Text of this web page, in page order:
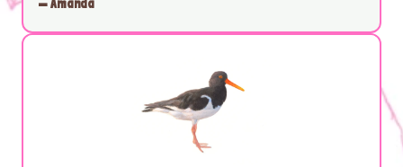
— Amanda